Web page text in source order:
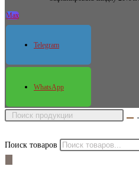
Max
Telegram
WhatsApp
Поиск товаров